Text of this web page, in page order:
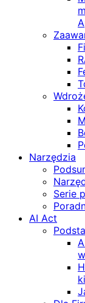
Narzędzia
Serie
AI Act